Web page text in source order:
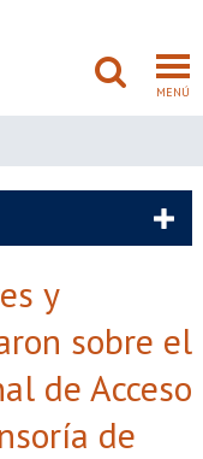
MENÚ
y
sobre el
de Acceso
de